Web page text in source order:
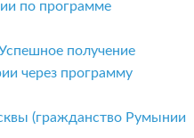
по программе
получение
через программу
(гражданство Румынии